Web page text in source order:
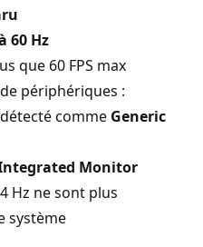
60 Hz
que 60 FPS max
périphériques :
comme Generic
Monitor
Hz ne sont plus
système